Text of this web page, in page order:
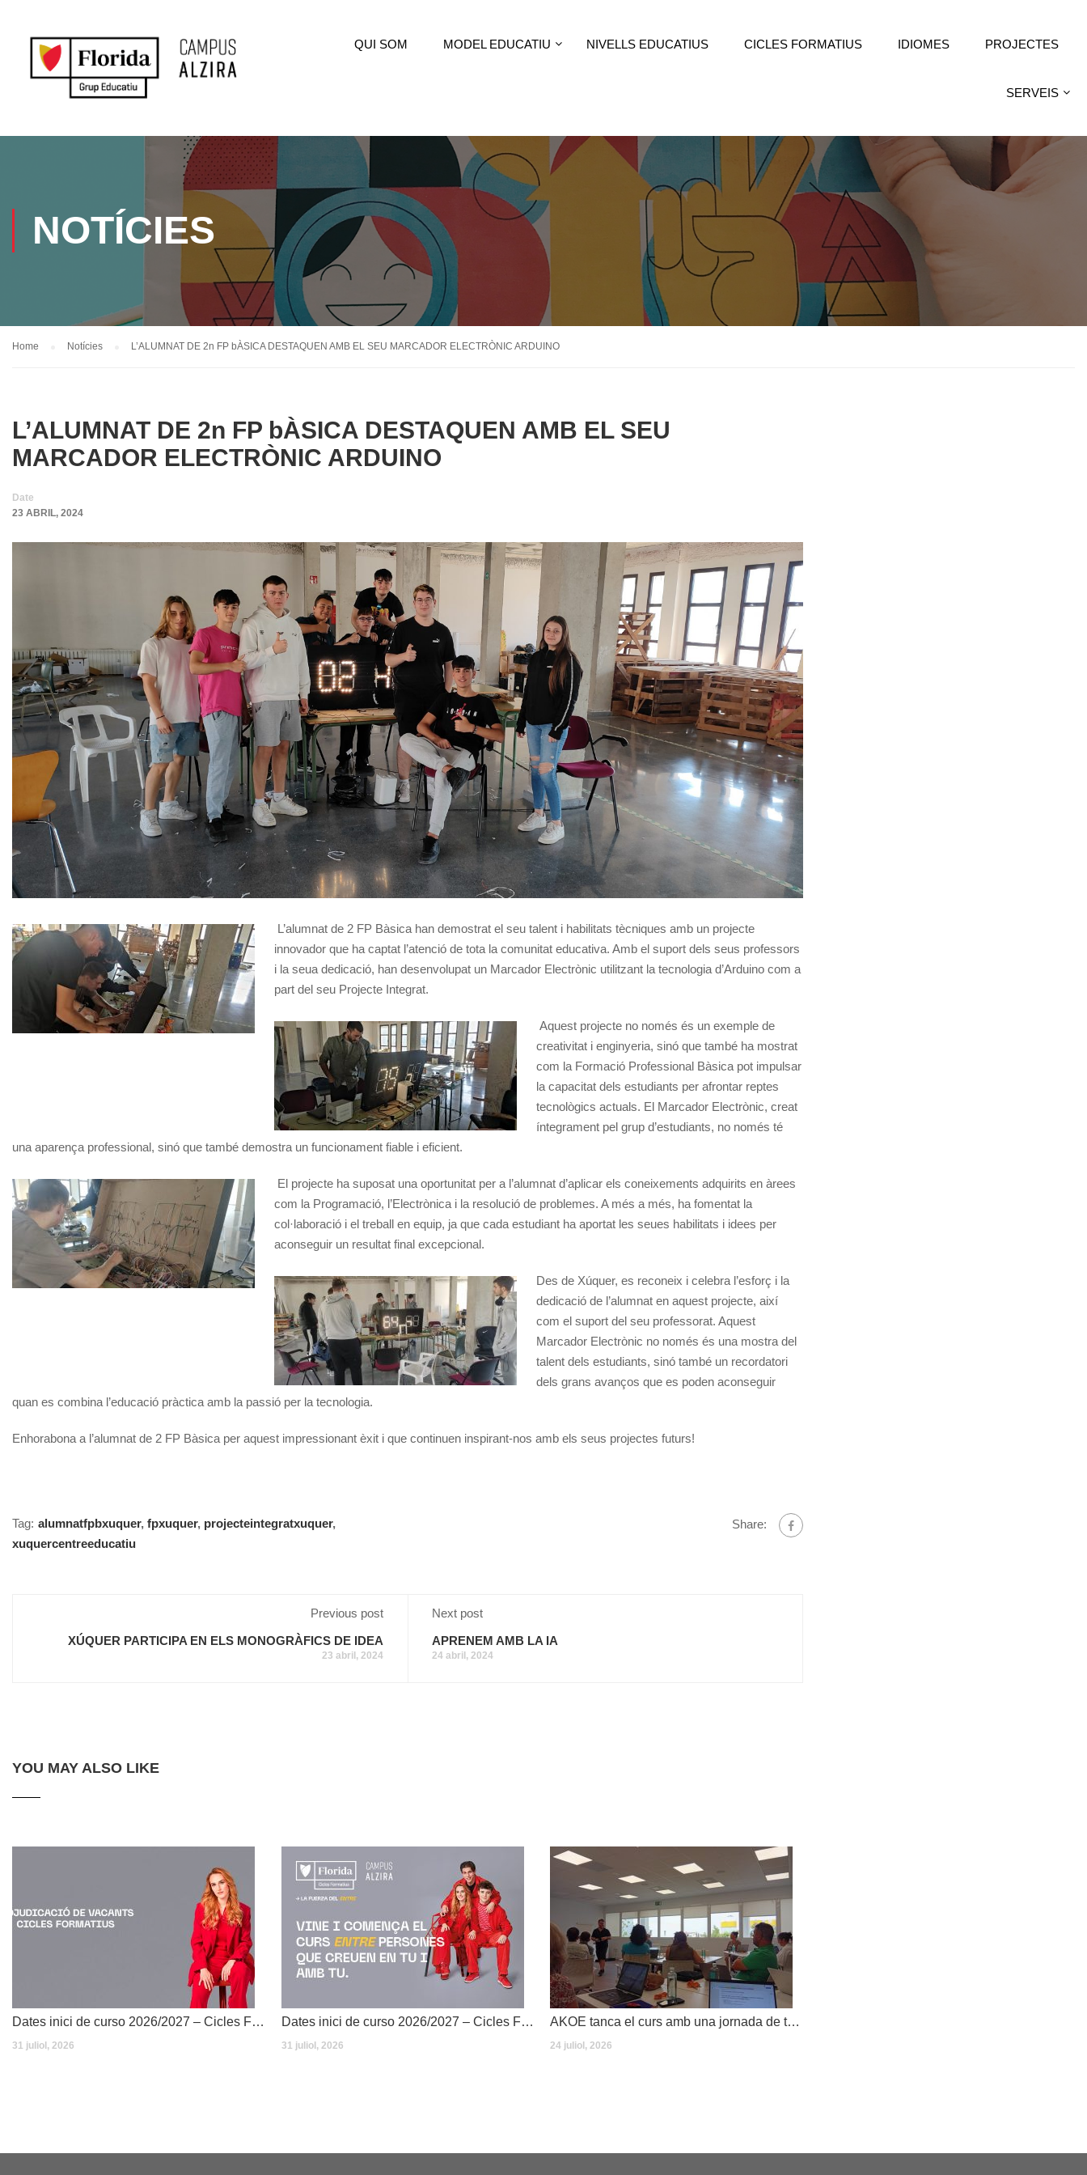
QUI SOM MODEL EDUCATIU NIVELLS EDUCATIUS CICLES FORMATIUS IDIOMES PROJECTES
SERVEIS
NOTÍCIES
Home Notícies L’ALUMNAT DE 2n FP bÀSICA DESTAQUEN AMB EL SEU MARCADOR ELECTRÒNIC ARDUINO
L’ALUMNAT DE 2n FP bÀSICA DESTAQUEN AMB EL SEU
MARCADOR ELECTRÒNIC ARDUINO
Date
23 ABRIL, 2024
L’alumnat de 2 FP Bàsica han demostrat el seu talent i habilitats tècniques amb un projecte
innovador que ha captat l’atenció de tota la comunitat educativa. Amb el suport dels seus professors
i la seua dedicació, han desenvolupat un Marcador Electrònic utilitzant la tecnologia d’Arduino com a
part del seu Projecte Integrat.
Aquest projecte no només és un exemple de
creativitat i enginyeria, sinó que també ha mostrat
com la Formació Professional Bàsica pot impulsar
la capacitat dels estudiants per afrontar reptes
tecnològics actuals. El Marcador Electrònic, creat
íntegrament pel grup d’estudiants, no només té
una aparença professional, sinó que també demostra un funcionament fiable i eficient.
El projecte ha suposat una oportunitat per a l’alumnat d’aplicar els coneixements adquirits en àrees
com la Programació, l’Electrònica i la resolució de problemes. A més a més, ha fomentat la
col·laboració i el treball en equip, ja que cada estudiant ha aportat les seues habilitats i idees per
aconseguir un resultat final excepcional.
Des de Xúquer, es reconeix i celebra l’esforç i la
dedicació de l’alumnat en aquest projecte, així
com el suport del seu professorat. Aquest
Marcador Electrònic no només és una mostra del
talent dels estudiants, sinó també un recordatori
dels grans avanços que es poden aconseguir
quan es combina l’educació pràctica amb la passió per la tecnologia.
Enhorabona a l’alumnat de 2 FP Bàsica per aquest impressionant èxit i que continuen inspirant-nos amb els seus projectes futurs!
Tag: alumnatfpbxuquer, fpxuquer, projecteintegratxuquer,
xuquercentreeducatiu
Share:
Previous post
XÚQUER PARTICIPA EN ELS MONOGRÀFICS DE IDEA
23 abril, 2024
Next post
APRENEM AMB LA IA
24 abril, 2024
YOU MAY ALSO LIKE
Dates inici de curso 2026/2027 – Cicles Formatius
31 juliol, 2026
Dates inici de curso 2026/2027 – Cicles Formatius
31 juliol, 2026
AKOE tanca el curs amb una jornada de treball compartit i dona la benvinguda a una nova cooperativa
24 juliol, 2026